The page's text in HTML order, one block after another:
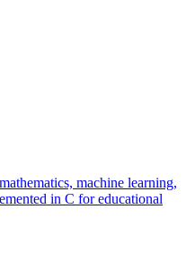
machine learning,
in C for educational